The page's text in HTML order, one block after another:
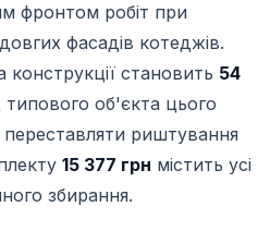
фронтом робіт при
фасадів котеджів.
становить 54
об'єкта цього
переставляти риштування
15 377 грн містить усі
збирання.